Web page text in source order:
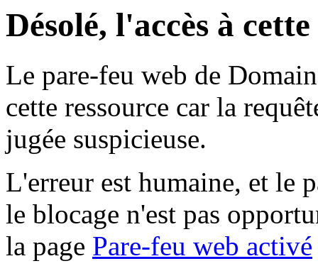
Désolé, l'accès à
Le pare-feu web de
cette ressource car la
jugée suspicieuse.
L'erreur est humaine, et le
le blocage n'est pas
la page Pare-feu web activé